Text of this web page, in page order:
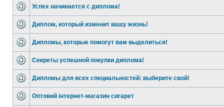
Успех начинается с диплома!
Диплом, который изменит вашу жизнь!
Дипломы, которые помогут вам выделиться!
Секреты успешной покупки диплома!
Дипломы для всех специальностей: выберите свой!
Оптовий інтернет-магазин сигарет